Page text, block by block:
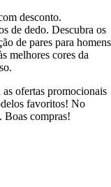
desconto.
de dedo. Descubra os
de pares para homens
melhores cores da
ofertas promocionais
favoritos! No
Boas compras!